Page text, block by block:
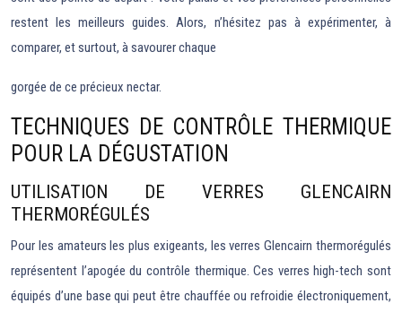
restent les meilleurs guides. Alors, n’hésitez pas à expérimenter, à
comparer, et surtout, à savourer chaque
gorgée de ce précieux nectar.
TECHNIQUES DE CONTRÔLE THERMIQUE
POUR LA DÉGUSTATION
UTILISATION DE VERRES GLENCAIRN
THERMORÉGULÉS
Pour les amateurs les plus exigeants, les verres Glencairn thermorégulés
représentent l’apogée du contrôle thermique. Ces verres high-tech sont
équipés d’une base qui peut être chauffée ou refroidie électroniquement,